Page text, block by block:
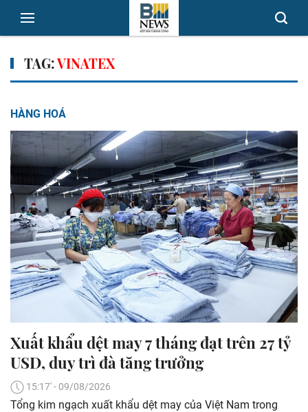
TAG:VINATEX
HÀNG HOÁ
Xuất khẩu dệt may 7 tháng đạt trên 27 tỷ
USD, duy trì đà tăng trưởng
15:17' - 09/08/2026
Tổng kim ngạch xuất khẩu dệt may của Việt Nam trong